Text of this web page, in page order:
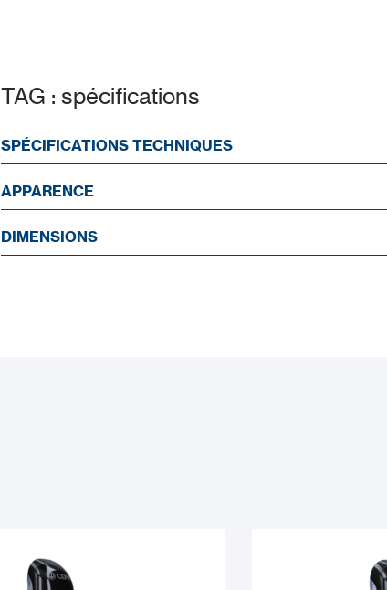
TAG : spécifications
SPÉCIFICATIONS TECHNIQUES
APPARENCE
DIMENSIONS